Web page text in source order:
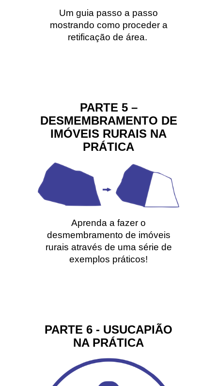
Um guia passo a passo
mostrando como proceder a
retificação de área.
PARTE 5 –
DESMEMBRAMENTO DE
IMÓVEIS RURAIS NA
PRÁTICA
Aprenda a fazer o
desmembramento de imóveis
rurais através de uma série de
exemplos práticos!
PARTE 6 - USUCAPIÃO
NA PRÁTICA